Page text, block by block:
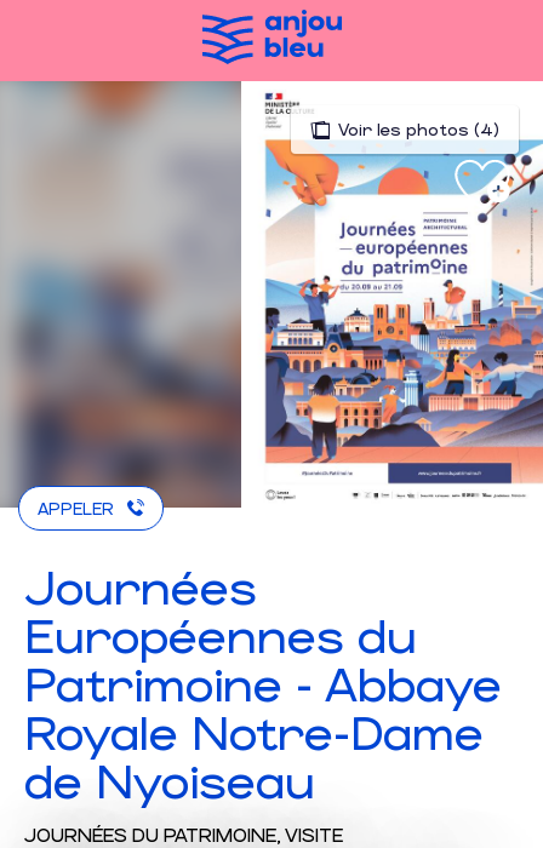
Voir les photos (4)
APPELER
Journées
Européennes du
Patrimoine - Abbaye
Royale Notre-Dame
de Nyoiseau
JOURNÉES DU PATRIMOINE, VISITE